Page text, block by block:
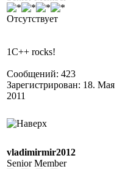
Отсутствует
1C++ rocks!
Сообщений: 423
Зарегистрирован: 18. Мая
2011
vladimirmir2012
Senior Member